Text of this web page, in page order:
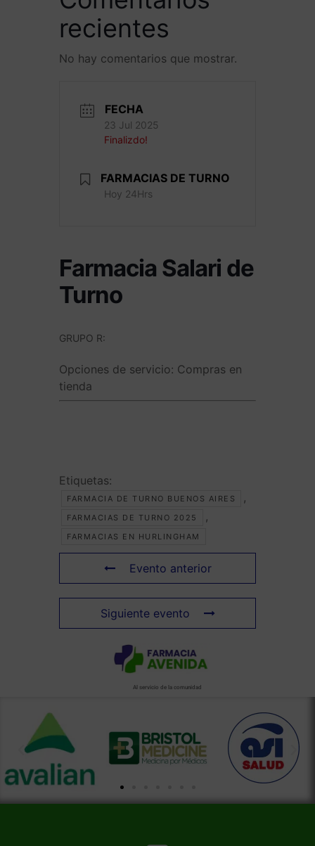
recientes
No hay comentarios que mostrar.
FECHA
23 Jul 2025
Finalizdo!
FARMACIAS DE TURNO
Hoy 24Hrs
Farmacia Salari de
Turno
GRUPO R:
Opciones de servicio: Compras en
tienda
Etiquetas:
FARMACIA DE TURNO BUENOS AIRES ,
FARMACIAS DE TURNO 2025 ,
FARMACIAS EN HURLINGHAM
Evento anterior
Siguiente evento
Al servicio de la comunidad